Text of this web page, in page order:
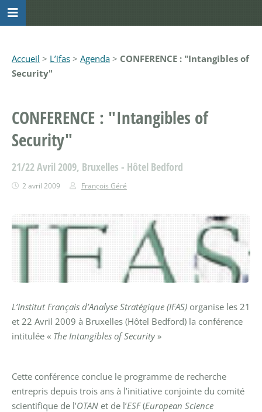
Accueil > L’ifas > Agenda > CONFERENCE : "Intangibles of
Security"
CONFERENCE : "Intangibles of
Security"
21/22 Avril 2009, Bruxelles - Hôtel Bedford
2 avril 2009 François Géré
L’Institut Français d’Analyse Stratégique (IFAS) organise les 21
et 22 Avril 2009 à Bruxelles (Hôtel Bedford) la conférence
intitulée « The Intangibles of Security»
Cette conférence conclue le programme de recherche
entrepris depuis trois ans à l’initiative conjointe du comité
scientifique de l’OTAN et de l’ESF(European Science